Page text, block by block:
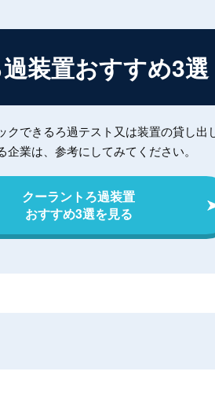
装置おすすめ3選
できるろ過テスト又は装置の貸し
業は、参考にしてみてください。
クーラントろ過装置
おすすめ3選を見る